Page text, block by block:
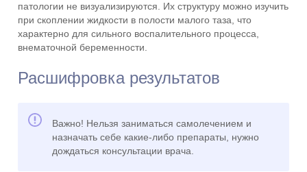
патологии не визуализируются. Их структуру можно изучить
при скоплении жидкости в полости малого таза, что
характерно для сильного воспалительного процесса,
внематочной беременности.
Расшифровка результатов
Важно! Нельзя заниматься самолечением и
назначать себе какие-либо препараты, нужно
дождаться консультации врача.